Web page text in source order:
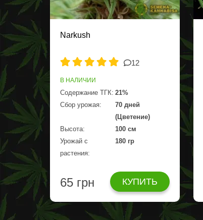
Narkush
12
В НАЛИЧИИ
Содержание ТГК: 21%
Сбор урожая:
70 дней
(Цветение)
Высота:
100 см
Урожай с
растения:
180 гр
65 грн КУПИТЬ